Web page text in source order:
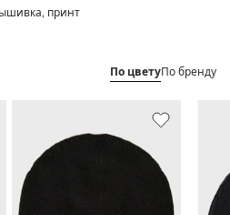
принт
По цветуПо бренду